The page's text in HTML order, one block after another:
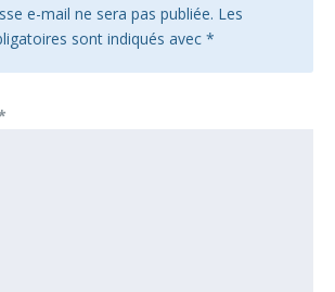
e-mail ne sera pas publiée. Les
sont indiqués avec *